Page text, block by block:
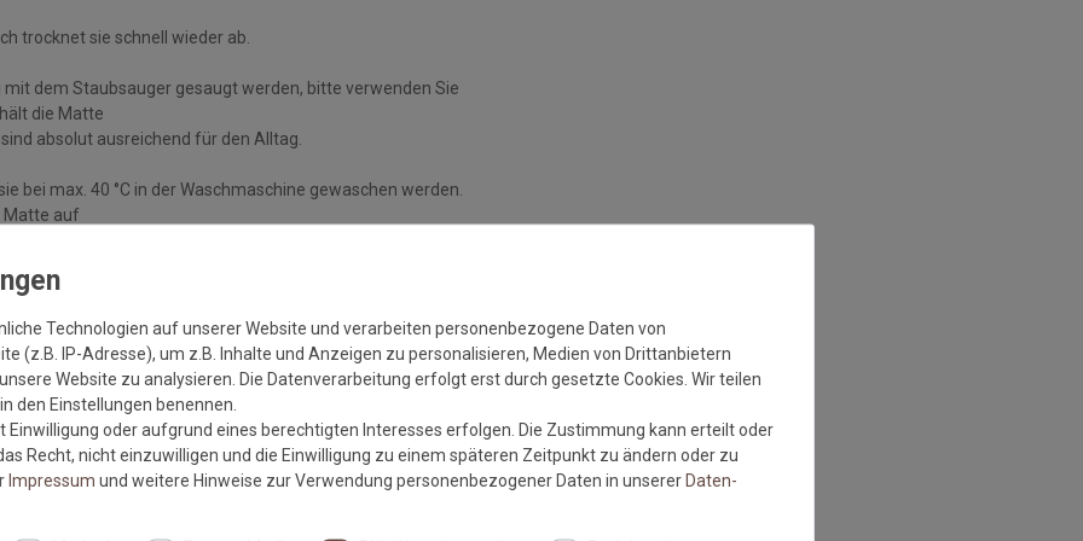
trocknet sie schnell wieder ab.
dem Staubsauger gesaugt werden, bitte verwenden Sie
die Matte
absolut ausreichend für den Alltag.
bei max. 40 °C in der Waschmaschine gewaschen werden.
Matte auf
Trocknen aus. Waschen Sie die Matte einmal im Jahr, um
und trockenen, festen Untergrund liegt, um eine
die Haftkraft des Gummis und vermindert die Gefahr von
und von offenem Feuer ferngehalten wird.
es durch Wechselwirkungen mit gummibeschichteten
Technologien auf unserer Website und verarbeiten personenbezogene Daten von
(z.B. IP-Adresse), um z.B. Inhalte und Anzeigen zu personalisieren, Medien von Drittanbietern
Website zu analysieren. Die Datenverarbeitung erfolgt erst durch gesetzte Cookies. Wir teilen
den Einstellungen benennen.
Einwilligung oder aufgrund eines berechtigten Interesses erfolgen. Die Zustimmung kann erteilt oder
Recht, nicht einzuwilligen und die Einwilligung zu einem späteren Zeitpunkt zu ändern oder zu
Impressum und weitere Hinweise zur Verwendung personenbezogener Daten in unsererDaten­